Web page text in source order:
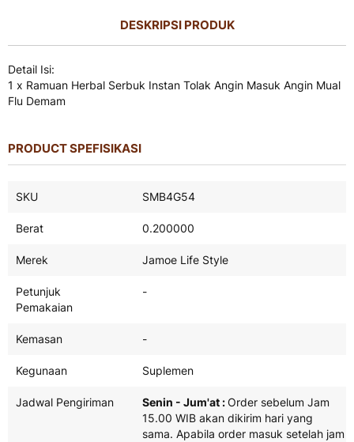
DESKRIPSI PRODUK
Detail Isi:
1 x Ramuan Herbal Serbuk Instan Tolak Angin Masuk Angin Mual
Flu Demam
PRODUCT SPEFISIKASI
Spefisikasi
SKU SMB4G54
Berat 0.200000
Merek Jamoe Life Style
Petunjuk
Pemakaian
-
Kemasan -
Kegunaan Suplemen
Jadwal Pengiriman Senin - Jum'at :Order sebelum Jam
15.00 WIB akan dikirim hari yang
sama. Apabila order masuk setelah jam